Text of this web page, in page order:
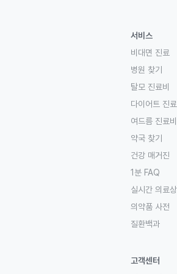
서비스
비대면 진료
병원 찾기
탈모 진료비
다이어트 진료
여드름 진료비
약국 찾기
건강 매거진
1분 FAQ
실시간 의료
의약품 사전
질환백과
고객센터